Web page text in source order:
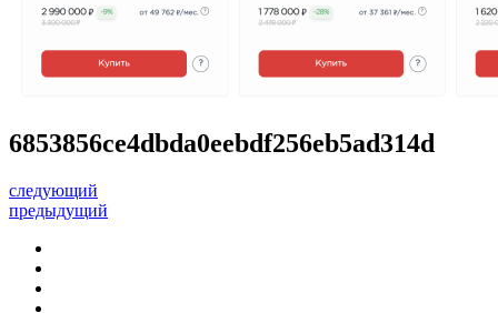
6853856ce4dbda0eebdf256eb5ad314d
следующий
предыдущий